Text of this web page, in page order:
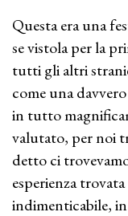
Questa era una
se vistola per la
tutti gli altri
come una
in tutto
valutato, per noi
detto ci
esperienza
indimenticabile,